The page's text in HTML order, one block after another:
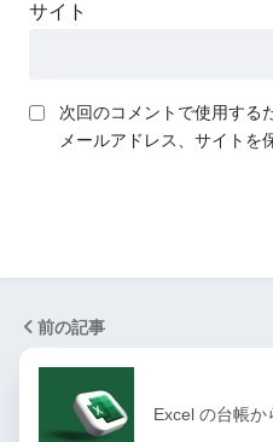
サイト
次回のコメントで使用する
メールアドレス、サイトを
前の記事
Excel の台帳